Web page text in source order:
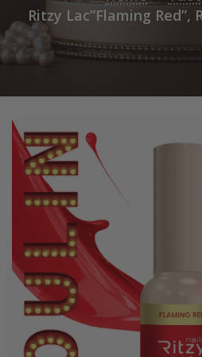
Ritzy Lac”Flaming Red”,